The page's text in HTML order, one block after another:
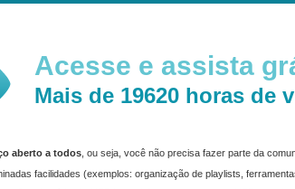
Acesse e assista
Mais de 19620 horas de
aberto a todos , ou seja, você não precisa fazer parte da
facilidades (exemplos: organização de playlists,